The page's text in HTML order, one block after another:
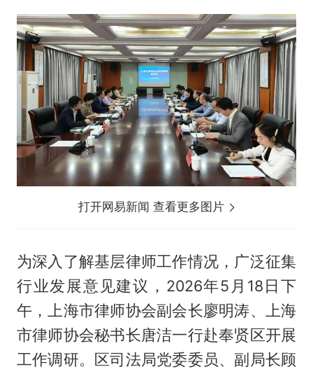
打开网易新闻 查看更多图片
为深入了解基层律师工作情况，广泛征集
行业发展意见建议，2026年5月18日下
午，上海市律师协会副会长廖明涛、上海
市律师协会秘书长唐洁一行赴奉贤区开展
工作调研。区司法局党委委员、副局长顾